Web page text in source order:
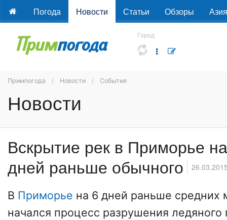
Погода Новости Статьи Обзоры Азия
Город
Примпогода Новости События
Новости
Вскрытие рек в Приморье
дней раньше обычного
В Приморье на 6 дней раньше средних
начался процесс разрушения